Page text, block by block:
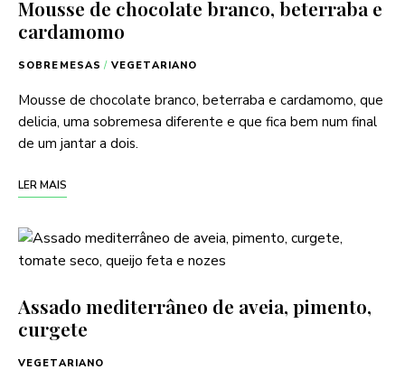
Mousse de chocolate branco, beterraba e
cardamomo
SOBREMESAS / VEGETARIANO
Mousse de chocolate branco, beterraba e cardamomo, que
delicia, uma sobremesa diferente e que fica bem num final
de um jantar a dois.
LER MAIS
Assado mediterrâneo de aveia, pimento,
curgete
VEGETARIANO